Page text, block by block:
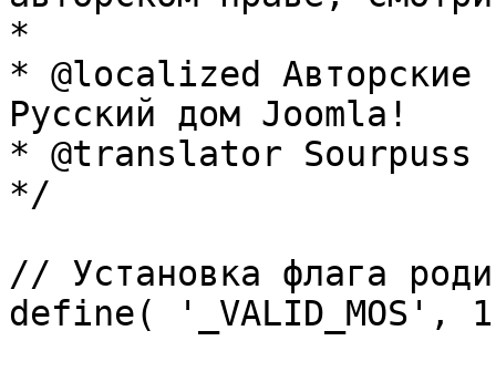
*
* @localized Авторские
Русский дом Joomla!
* @translator Sourpuss
*/
// Установка флага
define( '_VALID_MOS',